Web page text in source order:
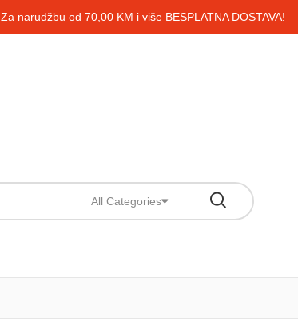
Za narudžbu od 70,00 KM i više BESPLATNA DOSTAVA!
All Categories